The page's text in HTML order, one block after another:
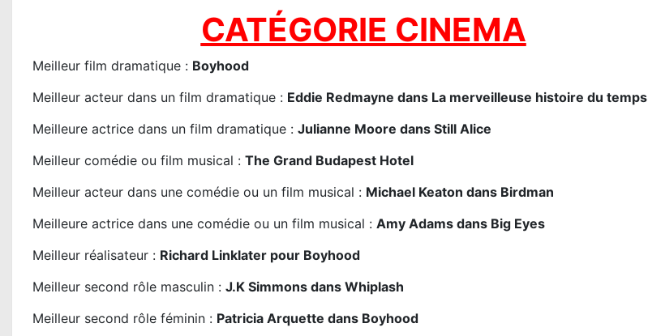
CATÉGORIE CINEMA
Meilleur film dramatique : Boyhood
Meilleur acteur dans un film dramatique : Eddie Redmayne dans La merveilleuse histoire du temps
Meilleure actrice dans un film dramatique : Julianne Moore dans Still Alice
Meilleur comédie ou film musical : The Grand Budapest Hotel
Meilleur acteur dans une comédie ou un film musical : Michael Keaton dans Birdman
Meilleure actrice dans une comédie ou un film musical : Amy Adams dans Big Eyes
Meilleur réalisateur : Richard Linklater pour Boyhood
Meilleur second rôle masculin : J.K Simmons dans Whiplash
Meilleur second rôle féminin : Patricia Arquette dans Boyhood